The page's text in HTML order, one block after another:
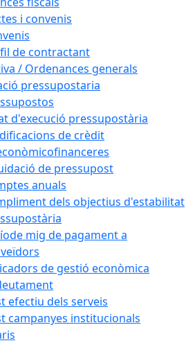
i convenis
de contractant
/ Ordenances generals
pressupostaria
d'execució pressupostària
de crèdit
de pressupost
anuals
dels objectius d'estabilitat
mig de pagament a
de gestió econòmica
efectiu dels serveis
campanyes institucionals